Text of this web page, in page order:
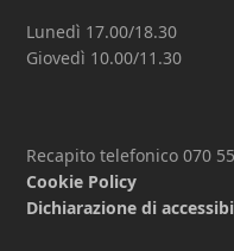
Lunedì 17.00/18.30
Giovedì 10.00/11.30
Recapito telefonico 070
Cookie Policy
Dichiarazione di